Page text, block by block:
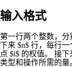
输入格式
第一行两个整数，分
下来 $n$ 行，每行
点 $i$ 的权值。 接
类型和操作所需的量